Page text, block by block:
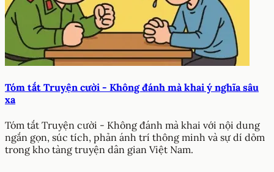
Tóm tắt Truyện cười - Không đánh mà khai ý nghĩa sâu
xa
Tóm tắt Truyện cười - Không đánh mà khai với nội dung
ngắn gọn, súc tích, phản ánh trí thông minh và sự dí dỏm
trong kho tàng truyện dân gian Việt Nam.